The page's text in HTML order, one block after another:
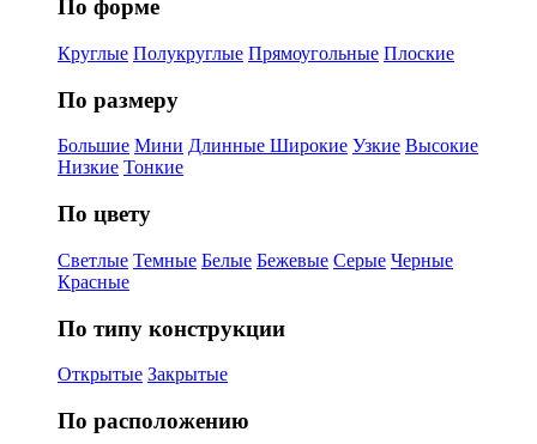
По форме
Круглые Полукруглые Прямоугольные Плоские
По размеру
Большие Мини Длинные Широкие Узкие Высокие
Низкие Тонкие
По цвету
Светлые Темные Белые Бежевые Серые Черные
Красные
По типу конструкции
Открытые Закрытые
По расположению